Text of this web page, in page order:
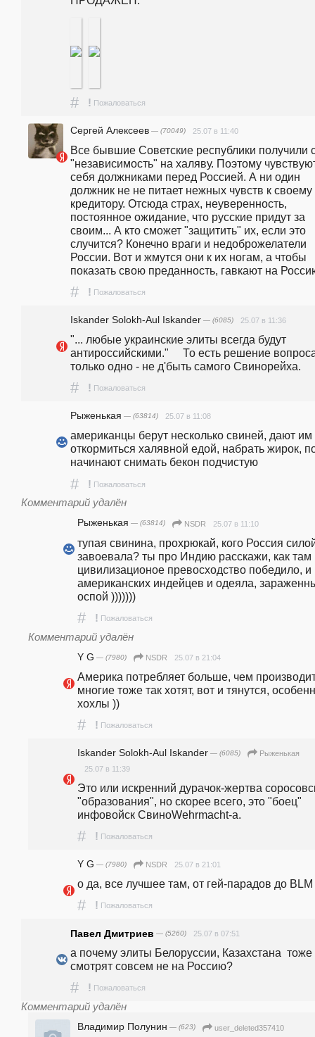
# ! Пожаловаться
Сергей Алексеев — (70049) 25.07 в 11:40
Все бывшие Советские республики получили
"независимость" на халяву. Поэтому
себя должниками перед Россией. А ни один
должник не не питает нежных чувств к своему
кредитору. Отсюда страх, неуверенность,
постоянное ожидание, что русские придут за
своим... А кто сможет "защитить" их, если это
случится? Конечно враги и недоброжелатели
России. Вот и жмутся они к их ногам, а чтобы
показать свою преданность, гавкают на
# ! Пожаловаться
Iskander Solokh-Aul Iskander — (6085) 25.07 в 11:36
"... любые украинские элиты всегда будут
антироссийскими."     То есть решение
только одно - не д'быть самого Свинорейха.
# ! Пожаловаться
Рыженькая — (63814) 25.07 в 11:08
американцы берут несколько свиней, дают им
откормиться халявной едой, набрать жирок,
начинают снимать бекон подчистую
# ! Пожаловаться
Комментарий удалён
Рыженькая — (63814) NSDR 25.07 в 11:10
тупая свинина, прохрюкай, кого Россия
завоевала? ты про Индию расскажи, как там
цивилизационое превосходство победило, и
американских индейцев и одеяла,
оспой )))))))
# ! Пожаловаться
Комментарий удалён
Y G — (7980) NSDR 25.07 в 21:04
Америка потребляет больше, чем
многие тоже так хотят, вот и тянутся,
хохлы ))
# ! Пожаловаться
Iskander Solokh-Aul Iskander — (6085)
Рыженькая
25.07 в 11:39
Это или искренний дурачок-жертва
"образования", но скорее всего, это "боец"
инфовойск СвиноWehrmacht-a.
# ! Пожаловаться
Y G — (7980) NSDR 25.07 в 21:01
о да, все лучшее там, от гей-парадов до BLM
# ! Пожаловаться
Павел Дмитриев — (5260) 25.07 в 07:51
а почему элиты Белоруссии, Казахстана  тоже
смотрят совсем не на Россию?
# ! Пожаловаться
Комментарий удалён
Владимир Полунин — (623)
user_deleted357410